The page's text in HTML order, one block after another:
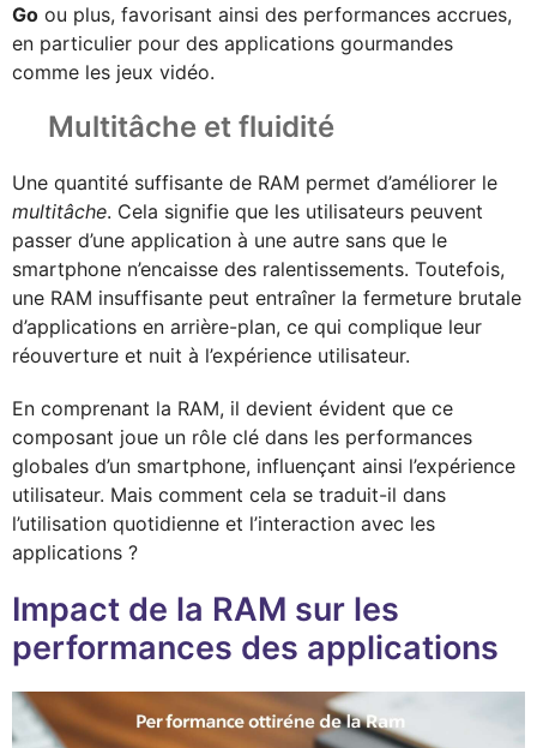
Go ou plus, favorisant ainsi des performances accrues,
en particulier pour des applications gourmandes
comme les jeux vidéo.
Multitâche et fluidité
Une quantité suffisante de RAM permet d’améliorer le
multitâche. Cela signifie que les utilisateurs peuvent
passer d’une application à une autre sans que le
smartphone n’encaisse des ralentissements. Toutefois,
une RAM insuffisante peut entraîner la fermeture brutale
d’applications en arrière-plan, ce qui complique leur
réouverture et nuit à l’expérience utilisateur.
En comprenant la RAM, il devient évident que ce
composant joue un rôle clé dans les performances
globales d’un smartphone, influençant ainsi l’expérience
utilisateur. Mais comment cela se traduit-il dans
l’utilisation quotidienne et l’interaction avec les
applications ?
Impact de la RAM sur les
performances des applications